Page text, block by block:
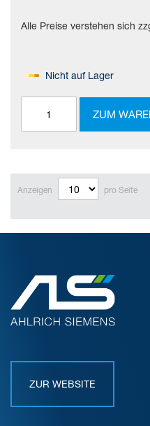
Alle Preise verstehen sich
Nicht auf Lager
ZUM
Anzeigen pro Seite
ZUR WEBSITE